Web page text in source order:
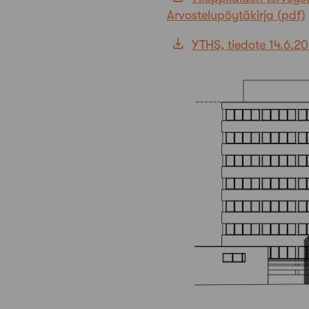
Arvostelupöytäkirja
YTHS, tiedote